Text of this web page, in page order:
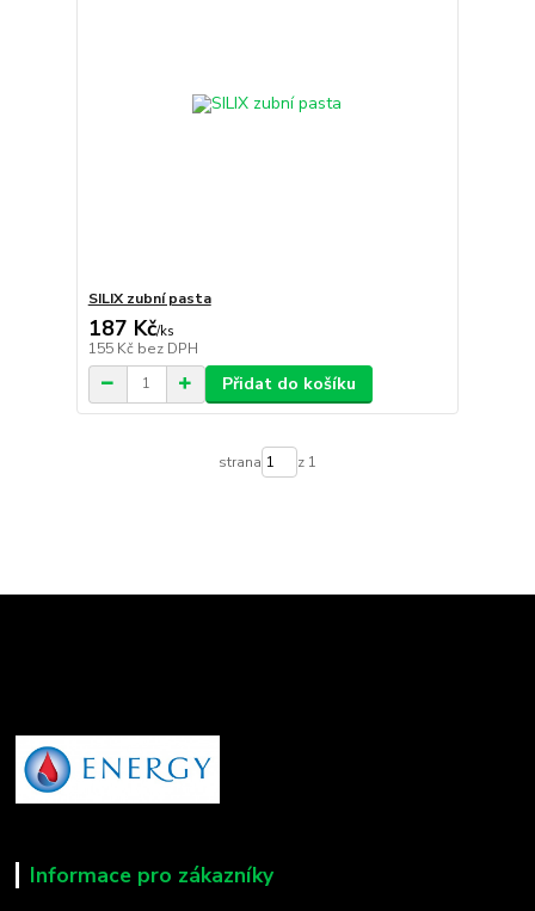
SILIX zubní pasta
187 Kč/ks
155 Kč bez DPH
Přidat do košíku
strana z 1
Informace pro zákazníky